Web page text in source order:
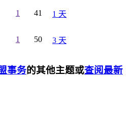
1 41 1 天
1 50 3 天
事务的其他主题或查阅最新